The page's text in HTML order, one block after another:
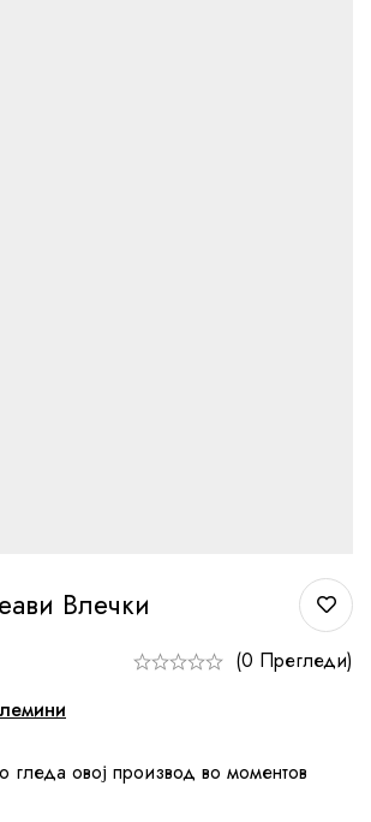
Влечки
(0 Прегледи)
гледа овој производ во моментов